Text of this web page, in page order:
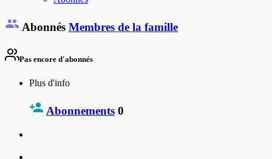
Abonnés Membres de la famille
Pas encore d'abonnés
Plus d'info
Abonnements 0